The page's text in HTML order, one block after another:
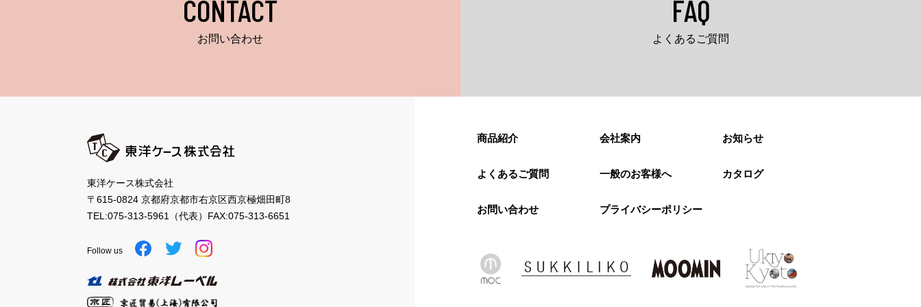
CONTACT
お問い合わせ
FAQ
よくあるご質問
東洋ケース株式会社
〒615-0824 京都府京都市右京区西京極畑田町8
TEL:075-313-5961 （代表） FAX:075-313-6651
Follow us
商品紹介 会社案内 お知らせ
よくあるご質問 一般のお客様へ カタログ
お問い合わせ プライバシーポリシー